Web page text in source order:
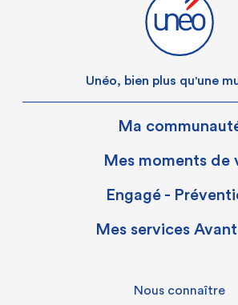
Unéo, bien plus qu'une
Ma
Mes moments de
Engagé -
Mes services
Nous connaître